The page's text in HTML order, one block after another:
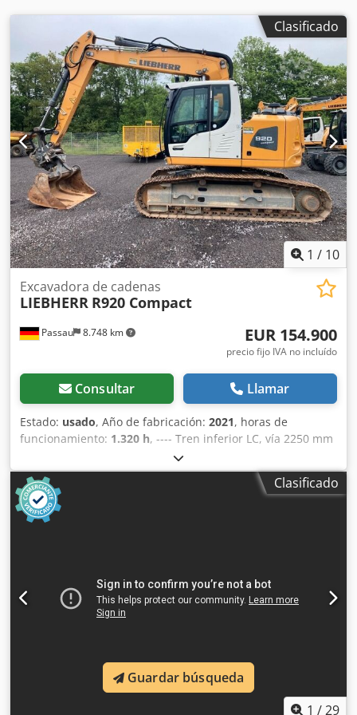
(versión móvil) Bomba de combustible Tren de rodaje con
orugas Barandillas de protección estándar Ventana
laminada de 7 mm Conductos de doble vía para hidráulica
Sistema de lubricación centralizada Beka (V) Conductos
para acoplamiento rápido Conductos proporcionales
Joystick Kawasaki de 19 pulgadas Cambio de pluma/tenaza
Sin bloqueo de giro Asiento con suspensión neumática y
calefacción Aceite hidráulico - VG46 Protección contra la
lluvia Joystick proporcional Cadenas de carretera Road-
Liner de 500 mm, 43 eslabones Sistema de lubricación
centralizada
Clasificado
1 / 10
Passau 8.748 km
Excavadora de cadenas
LIEBHERR R920 Compact
EUR 154.900
precio fijo IVA no incluído
Consultar Llamar
Estado: usado, Año de fabricación: 2021, horas de
funcionamiento: 1.320 h, ---- Tren inferior LC, vía 2250 mm
Radio Comfort Cjdpfxjzp T T Ts Akcsrf Asiento del
conductor Comfort Brazo extensible de 5,30 m mediante
mini-joystick Brazo de la cuchara de 2,65 m Incluye
acoplador rápido SW48 Likufix Ubicación: Andernach
Clasificado
1 /29
Guardar búsqueda